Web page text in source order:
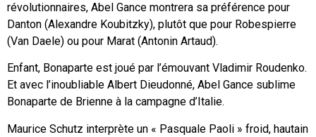
révolutionnaires, Abel Gance montrera sa préférence pour
Danton (Alexandre Koubitzky), plutôt que pour Robespierre
(Van Daele) ou pour Marat (Antonin Artaud).
Enfant, Bonaparte est joué par l’émouvant Vladimir Roudenko.
Et avec l’inoubliable Albert Dieudonné, Abel Gance sublime
Bonaparte de Brienne à la campagne d’Italie.
Maurice Schutz interprète un « Pasquale Paoli » froid, hautain